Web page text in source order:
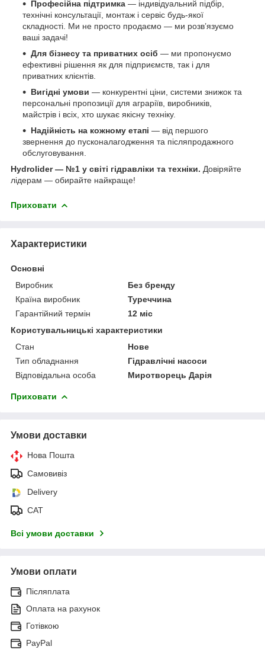
Професійна підтримка — індивідуальний підбір,
технічні консультації, монтаж і сервіс будь-якої
складності. Ми не просто продаємо — ми розв’язуємо
ваші задачі!
Для бізнесу та приватних осіб — ми пропонуємо
ефективні рішення як для підприємств, так і для
приватних клієнтів.
Вигідні умови — конкурентні ціни, системи знижок та
персональні пропозиції для аграріїв, виробників,
майстрів і всіх, хто шукає якісну техніку.
Надійність на кожному етапі — від першого
звернення до пусконалагодження та післяпродажного
обслуговування.
Hydrolider — №1 у світі гідравліки та техніки. Довіряйте
лідерам — обирайте найкраще!
Приховати
Характеристики
Основні
Виробник
Без бренду
Країна виробник
Туреччина
Гарантійний термін
12 міс
Користувальницькі характеристики
Стан
Нове
Тип обладнання
Гідравлічні насоси
Відповідальна особа
Миротворець Дарія
Приховати
Умови доставки
Нова Пошта
Самовивіз
Delivery
САТ
Всі умови доставки
Умови оплати
Післяплата
Оплата на рахунок
Готівкою
PayPal